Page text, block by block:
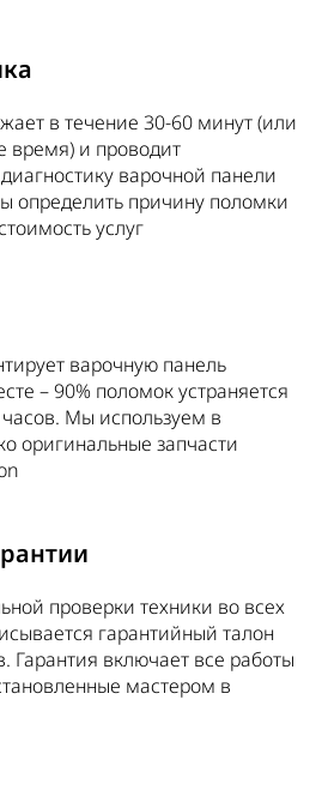
в течение 30-60 минут (или
время) и проводит
варочной панели
определить причину поломки
услуг
варочную панель
– 90% поломок устраняется
Мы используем в
оригинальные запчасти
проверки техники во всех
гарантийный талон
Гарантия включает все работы
мастером в